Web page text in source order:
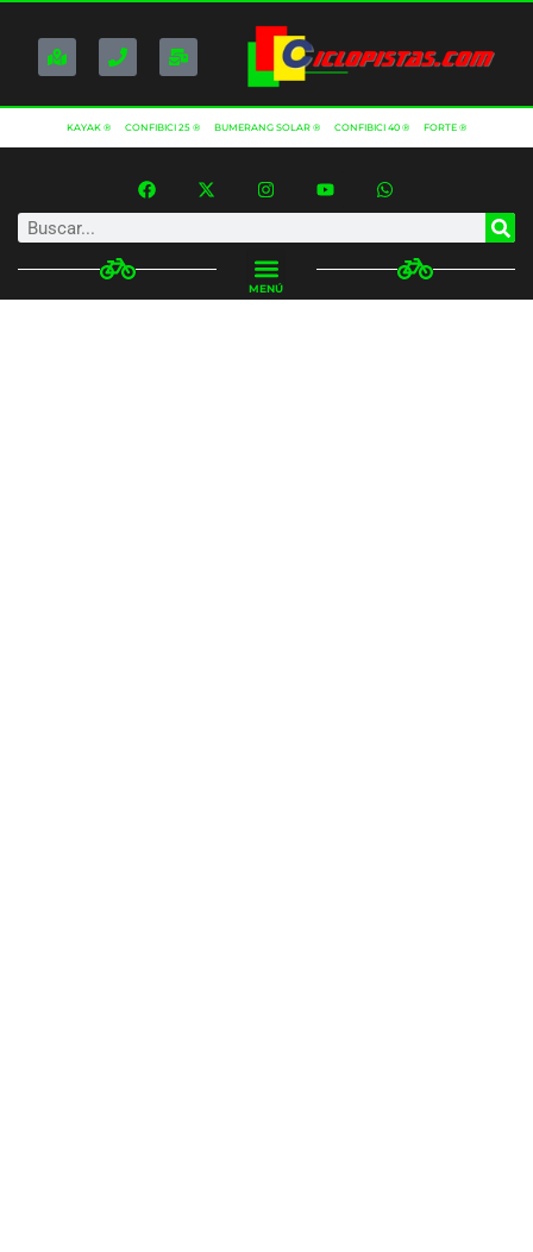
KAYAK ® CONFIBICI 25 ® BUMERANG SOLAR ® CONFIBICI 40 ® FORTE ®
MENÚ